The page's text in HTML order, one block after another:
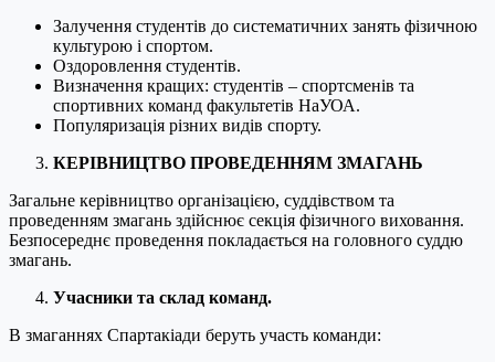
Залучення студентів до систематичних занять фізичною
культурою і спортом.
Оздоровлення студентів.
Визначення кращих: студентів – спортсменів та
спортивних команд факультетів НаУОА.
Популяризація різних видів спорту.
КЕРІВНИЦТВО ПРОВЕДЕННЯМ ЗМАГАНЬ
Загальне керівництво організацією, суддівством та
проведенням змагань здійснює секція фізичного виховання.
Безпосереднє проведення покладається на головного суддю
змагань.
Учасники та склад команд.
В змаганнях Спартакіади беруть участь команди: